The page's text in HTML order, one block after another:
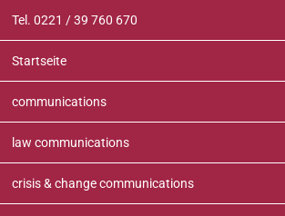
Inhalt
springen
Tel. 0221 / 39 760 670
Startseite
communications
law communications
crisis & change communications